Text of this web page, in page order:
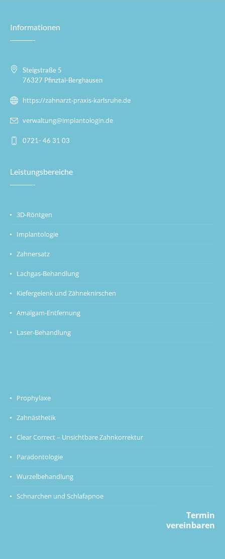
Informationen
Steigstraße 5
76327 Pfinztal-Berghausen
https://zahnarzt-praxis-karlsruhe.de
verwaltung@implantologin.de
0721- 46 31 03
Leistungsbereiche
3D-Röntgen
Implantologie
Zahnersatz
Lachgas-Behandlung
Kiefergelenk und Zähneknirschen
Amalgam-Entfernung
Laser-Behandlung
Prophylaxe
Zahnästhetik
Clear Correct – Unsichtbare Zahnkorrektur
Paradontologie
Wurzelbehandlung
Schnarchen und Schlafapnoe
Termin
vereinbaren